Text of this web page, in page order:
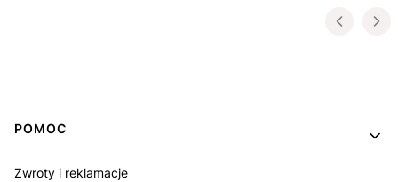
Linki w stopce
POMOC
Zwroty i reklamacje